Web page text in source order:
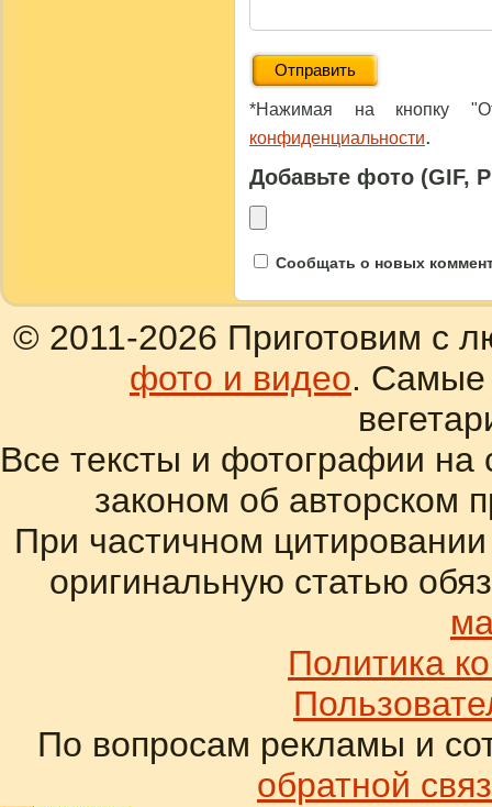
*Нажимая на кнопку
конфиденциальности.
Добавьте фото (GIF,
Сообщать о новых
© 2011-2026 Приготовим с
фото и видео. Самые
Все тексты и фотографии
законом об авторском
При частичном
оригинальную статью
Политика
По вопросам рекламы и
обратной